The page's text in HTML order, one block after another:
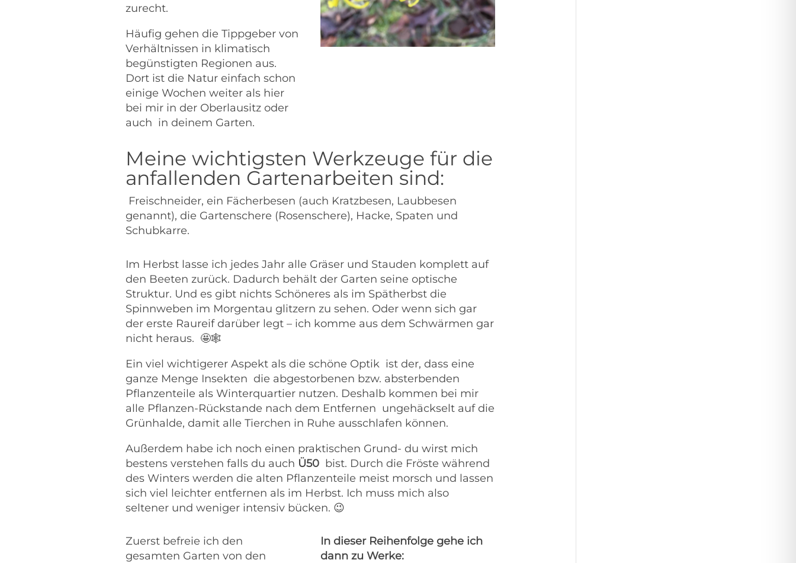
zurecht.
Häufig gehen die Tippgeber von
Verhältnissen in klimatisch
begünstigten Regionen aus.
Dort ist die Natur einfach schon
einige Wochen weiter als hier
bei mir in der Oberlausitz oder
auch in deinem Garten.
Meine wichtigsten Werkzeuge für die
anfallenden Gartenarbeiten sind:
Freischneider, ein Fächerbesen (auch Kratzbesen, Laubbesen
genannt), die Gartenschere (Rosenschere), Hacke, Spaten und
Schubkarre.
Im Herbst lasse ich jedes Jahr alle Gräser und Stauden komplett auf
den Beeten zurück. Dadurch behält der Garten seine optische
Struktur. Und es gibt nichts Schöneres als im Spätherbst die
Spinnweben im Morgentau glitzern zu sehen. Oder wenn sich gar
der erste Raureif darüber legt – ich komme aus dem Schwärmen gar
nicht heraus. 🤩🕸
Ein viel wichtigerer Aspekt als die schöne Optik ist der, dass eine
ganze Menge Insekten die abgestorbenen bzw. absterbenden
Pflanzenteile als Winterquartier nutzen. Deshalb kommen bei mir
alle Pflanzen-Rückstande nach dem Entfernen ungehäckselt auf die
Grünhalde, damit alle Tierchen in Ruhe ausschlafen können.
Außerdem habe ich noch einen praktischen Grund- du wirst mich
bestens verstehen falls du auch Ü50 bist. Durch die Fröste während
des Winters werden die alten Pflanzenteile meist morsch und lassen
sich viel leichter entfernen als im Herbst. Ich muss mich also
seltener und weniger intensiv bücken. 😉
Zuerst befreie ich den
gesamten Garten von den
In dieser Reihenfolge gehe ich
dann zu Werke: